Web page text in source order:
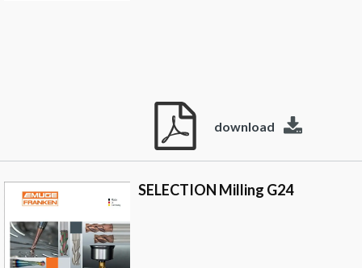
download
SELECTION Milling G24